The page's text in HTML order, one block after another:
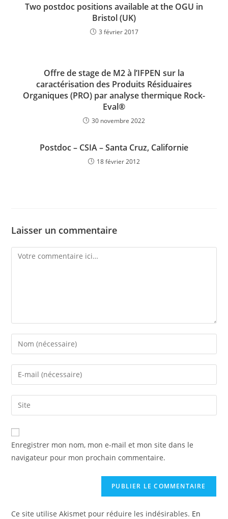
Two postdoc positions available at the OGU in
Bristol (UK)
3 février 2017
Offre de stage de M2 à l’IFPEN sur la
caractérisation des Produits Résiduaires
Organiques (PRO) par analyse thermique Rock-
Eval®
30 novembre 2022
Postdoc – CSIA – Santa Cruz, Californie
18 février 2012
Laisser un commentaire
Enregistrer mon nom, mon e-mail et mon site dans le
navigateur pour mon prochain commentaire.
Ce site utilise Akismet pour réduire les indésirables. En